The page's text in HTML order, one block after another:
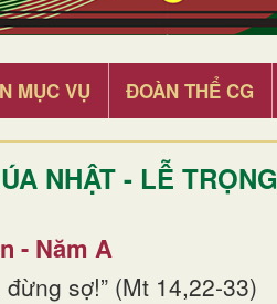
MỤC VỤ ĐOÀN THỂ CG
NHẬT - LỄ TRỌNG
- Năm A
sợ!” (Mt 14,22-33)